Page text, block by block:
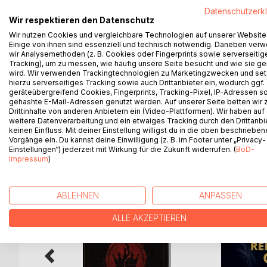
Appropriierens und Applizierens und damit
Software, Platform und App Studies. Mit dem
dialogischen Textpaaren dem offenen
Brisanz wie historischen Tiefe entlang
nachgegangen werden. Dabei beleuchtet der
und wendet sich neben dem Film auch den
Selbstdokumentationen und dem Gaming zu.
WEITERE TITEL BEI
Wir respektieren den Datenschutz
Wir nutzen Cookies und vergleichbare Technologien auf unserer
Einige von ihnen sind essenziell und technisch notwendig. Daneben
wir Analysemethoden (z. B. Cookies oder Fingerprints sowie
Tracking), um zu messen, wie häufig unsere Seite besucht und wie sie
wird. Wir verwenden Trackingtechnologien zu Marketingzwecken und
hierzu serverseitiges Tracking sowie auch Drittanbieter ein, wodurch ggf.
geräteübergreifend Cookies, Fingerprints, Tracking-Pixel, IP-Adressen
gehashte E-Mail-Adressen genutzt werden. Auf unserer Seite betten wir
Drittinhalte von anderen Anbietern ein (Video-Plattformen). Wir haben auf
weitere Datenverarbeitung und ein etwaiges Tracking durch den
keinen Einfluss. Mit deiner Einstellung willigst du in die oben
Vorgänge ein. Du kannst deine Einwilligung (z. B. im Footer unter „Privacy-
Einstellungen“) jederzeit mit Wirkung für die Zukunft widerrufen. (BoD-
Impressum)
ABLEHNEN ANPASSEN
ALLE AKZEPTIEREN